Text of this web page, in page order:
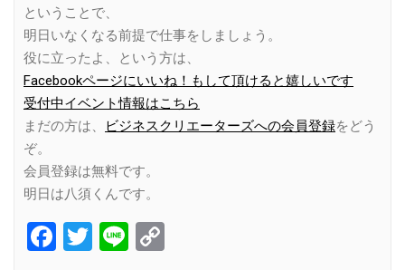
ということで、
明日いなくなる前提で仕事をしましょう。
役に立ったよ、という方は、
Facebookページにいいね！もして頂けると嬉しいです
受付中イベント情報はこちら
まだの方は、
ビジネスクリエーターズへの会員登録をどう
ぞ。
会員登録は無料です。
明日は八須くんです。
Facebook
Twitter
Line